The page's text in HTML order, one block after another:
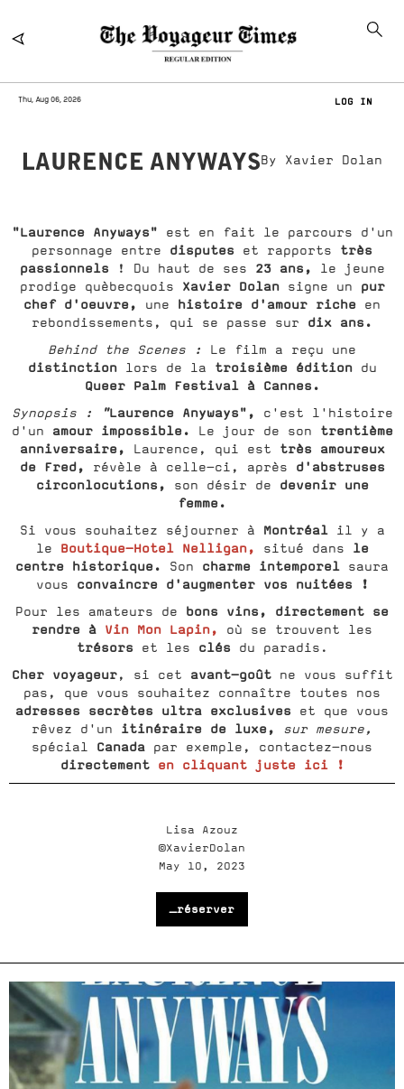
Thu, Aug 06, 2026 LOG IN
LAURENCE ANYWAYSBy Xavier Dolan
"Laurence Anyways" est en fait le parcours d'un
personnage entre
disputes et rapports très
passionnels! Du haut de ses 23 ans, le jeune
prodige quèbecquois Xavier Dolansigne un pur
chef d'oeuvre,
une histoire d'amour riche en
rebondissements, qui se passe sur dix ans.
Behind the Scenes : Le film a reçu une
distinctionlors de la troisième édition du
Queer Palm Festival à Cannes.
Synopsis : "Laurence Anyways", c'est l'histoire
d'un amour impossible. Le jour de son trentième
anniversaire, Laurence, qui est très amoureux
de Fred,
révèle à celle-ci, après d'abstruses
circonlocutions, son désir de devenir une
femme.
Si vous souhaitez séjourner à Montréal
il y a
le
Boutique-Hotel Nelligan, situé dans le
centre historique.
Son charme intemporel
saura
vous convaincre d'augmenter vos nuitées !
Pour les amateurs de bons vins, directement se
rendre à Vin Mon Lapin, où se trouvent les
trésorset les clés du paradis.
Cher voyageur, si cet avant-goût
ne vous suffit
pas, que vous souhaitez connaître toutes nos
adresses secrètes ultra exclusives et que vous
rêvez d'un itinéraire de luxe,
sur mesure,
spécial Canada par exemple, contactez-nous
directement en cliquant juste ici !
Lisa Azouz
©XavierDolan
May 10, 2023
_réserver